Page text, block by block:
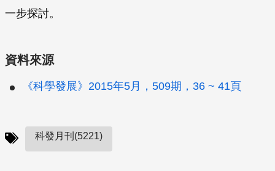
一步探討。
資料來源
《科學發展》2015年5月，509期，36 ~ 41頁
科發月刊(5221)